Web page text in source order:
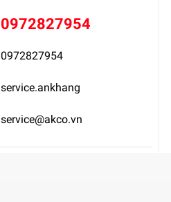
0972827954
0972827954
service.ankhang
service@akco.vn